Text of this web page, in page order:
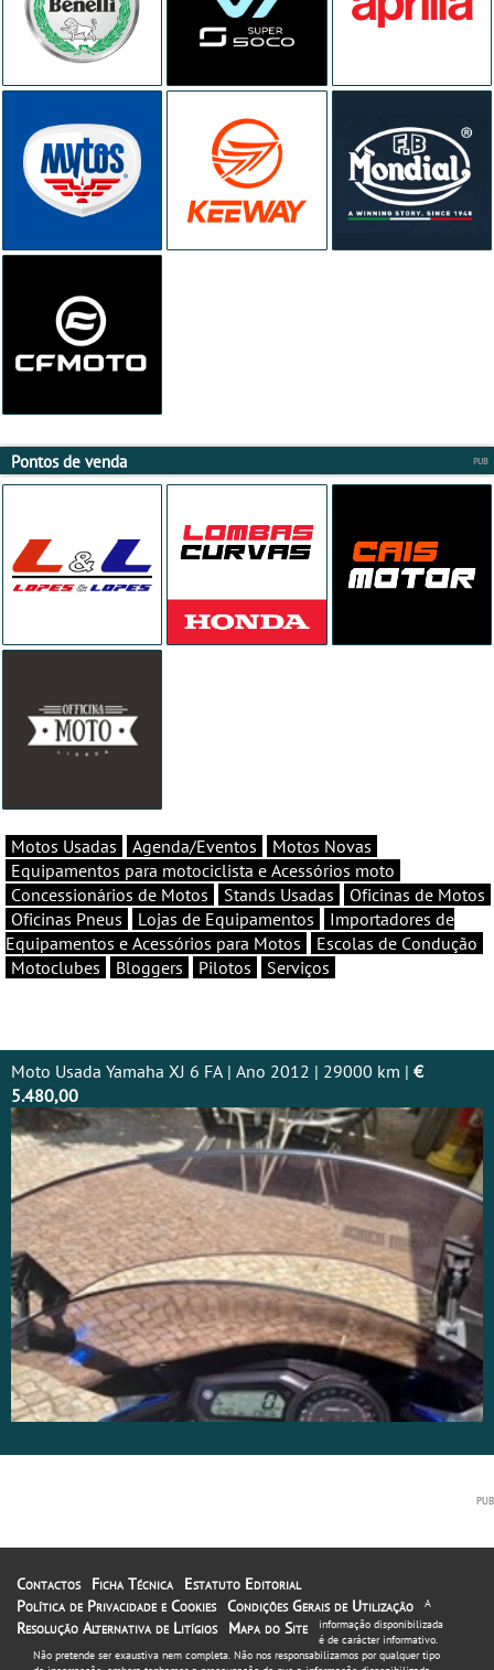
Pontos de venda
Motos Usadas Agenda/Eventos
Motos Novas
Equipamentos para motociclista e Acessórios moto
Concessionários de Motos
Stands Usadas
Oficinas de Motos
Oficinas Pneus
Lojas de Equipamentos
Importadores de
Equipamentos e Acessórios para Motos
Escolas de Condução
Motoclubes
Bloggers Pilotos Serviços
Moto Usada Yamaha XJ 6 FA | Ano 2012 | 29000 km | €
5.480,00
Contactos Ficha Técnica
Estatuto Editorial
Política de Privacidade e Cookies Condições Gerais de Utilização
Resolução Alternativa de Litígios
Mapa do Site
A
informação disponibilizada
é de carácter informativo.
Não pretende ser exaustiva nem completa. Não nos responsabilizamos por qualquer tipo